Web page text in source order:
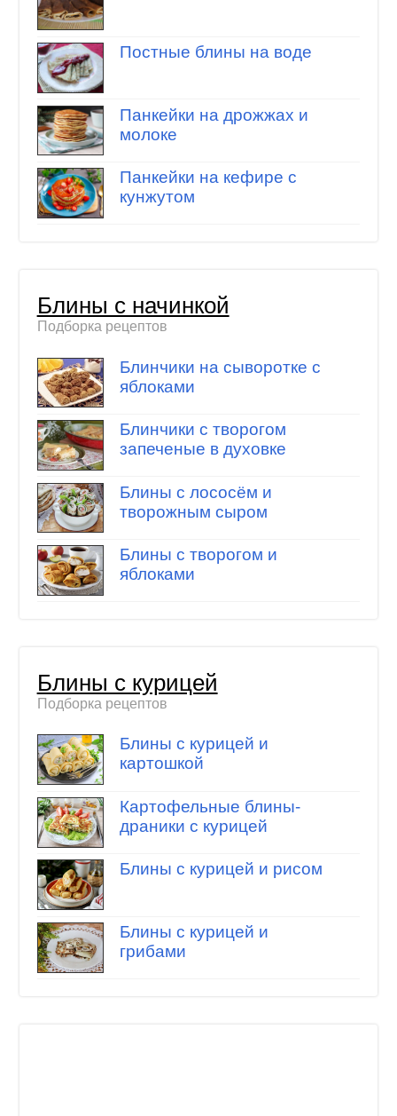
Постные блины на воде
Панкейки на дрожжах и
молоке
Панкейки на кефире с
кунжутом
Блины с начинкой
Подборка рецептов
Блинчики на сыворотке с
яблоками
Блинчики с творогом
запеченые в духовке
Блины с лососём и
творожным сыром
Блины с творогом и
яблоками
Блины с курицей
Подборка рецептов
Блины с курицей и
картошкой
Картофельные блины-
драники с курицей
Блины с курицей и рисом
Блины с курицей и
грибами